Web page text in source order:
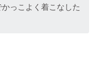
っこよく着こなした